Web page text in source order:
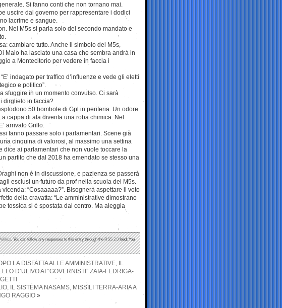
Si fanno conti che non tornano mai.
uscire dal governo per rappresentare i dodici
lacrime e sangue.
Nel M5s si parla solo del secondo mandato e
cambiare tutto. Anche il simbolo del M5s,
Maio ha lasciato una casa che sembra andrà in
a Montecitorio per vedere in faccia i
indagato per traffico d’influenze e vede gli eletti
e politico”.
sfuggire in un momento convulso. Ci sarà
dirglielo in faccia?
50 bombole di Gpl in periferia. Un odore
cappa di afa diventa una roba chimica. Nel
arrivato Grillo.
fanno passare solo i parlamentari. Scene già
cinquina di valorosi, al massimo una settina
dice ai parlamentari che non vuole toccare la
partito che dal 2018 ha emendato se stesso una
non è in discussione, e pazienza se passerà
esclusi un futuro da prof nella scuola del M5s.
“Cosaaaaa?”. Bisognerà aspettare il voto
della cravatta: “Le amministrative dimostrano
tossica si è spostata dal centro. Ma aleggia
. You can follow any responses to this entry through theRSS 2.0feed. You
LA DISFATTA ALLE AMMINISTRATIVE, IL
D’ULIVO AI “GOVERNISTI” ZAIA-FEDRIGA-
IL SISTEMA NASAMS, MISSILI TERRA-ARIA A
RAGGIO »